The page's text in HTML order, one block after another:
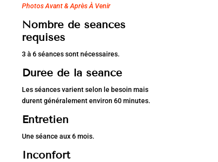
Photos Avant & Après À Venir
Nombre de séances
requises
3 à 6 séances sont nécessaires.
Durée de la séance
Les séances varient selon le besoin mais
durent généralement environ 60 minutes.
Entretien
Une séance aux 6 mois.
Inconfort